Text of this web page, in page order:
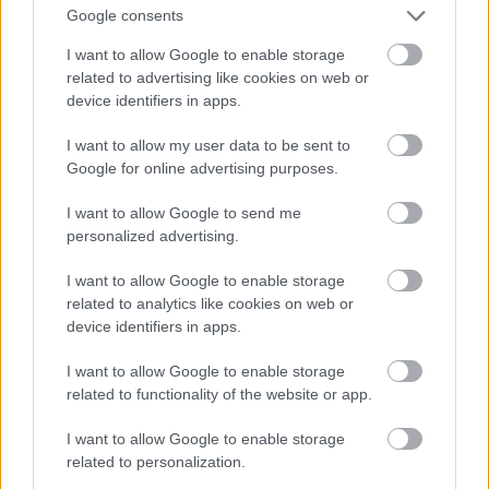
Google consents
I want to allow Google to enable storage
related to advertising like cookies on web or
device identifiers in apps.
I want to allow my user data to be sent to
Google for online advertising purposes.
I want to allow Google to send me
personalized advertising.
I want to allow Google to enable storage
related to analytics like cookies on web or
device identifiers in apps.
I want to allow Google to enable storage
related to functionality of the website or app.
I want to allow Google to enable storage
related to personalization.
halottak, rokkantak, sebesültek megoszlása; ezek
különböző típusai; az egyes alakulatok szerinti
összetétel vizsgálata; a hadiözvegyek és hadiárvák
száma és aránya stb.
A hadigondozási iratok a háborús veszteségkutatás
kiaknázatlan forrásanyagát jelentik, a feldolgozásuk
úttörő jelentőségű. A mai Magyarország határain túl
a Délvidéken a Bácska esetén Molnár Tibor végez
publikációkat. Kettejük munkássága példaértékű az
egész Kárpát-medencében folyó veszteségkutatások
szempontjából.